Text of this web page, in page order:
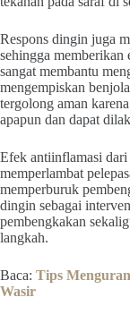
Respons dingin juga
sehingga memberikan
sangat membantu
mengempiskan
tergolong aman
apapun dan dapat
Efek antiinflamasi
memperlambat
memperburuk
dingin sebagai
pembengkakan
langkah.
Baca: Tips
Wasir